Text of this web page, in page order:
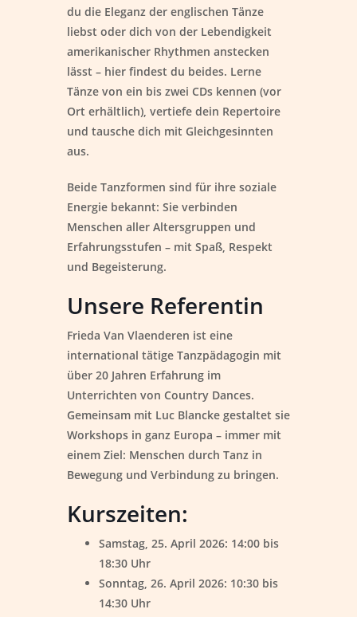
du die Eleganz der englischen Tänze
liebst oder dich von der Lebendigkeit
amerikanischer Rhythmen anstecken
lässt – hier findest du beides. Lerne
Tänze von ein bis zwei CDs kennen (vor
Ort erhältlich), vertiefe dein Repertoire
und tausche dich mit Gleichgesinnten
aus.
Beide Tanzformen sind für ihre soziale
Energie bekannt: Sie verbinden
Menschen aller Altersgruppen und
Erfahrungsstufen – mit Spaß, Respekt
und Begeisterung.
Unsere Referentin
Frieda Van Vlaenderen ist eine
international tätige Tanzpädagogin mit
über 20 Jahren Erfahrung im
Unterrichten von Country Dances.
Gemeinsam mit Luc Blancke gestaltet sie
Workshops in ganz Europa – immer mit
einem Ziel: Menschen durch Tanz in
Bewegung und Verbindung zu bringen.
Kurszeiten:
Samstag, 25. April 2026: 14:00 bis
18:30 Uhr
Sonntag, 26. April 2026: 10:30 bis
14:30 Uhr